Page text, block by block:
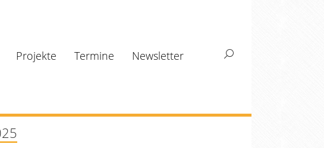
Projekte Termine Newsletter Search: